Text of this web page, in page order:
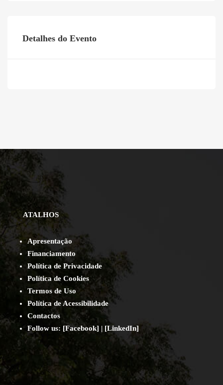
Detalhes do Evento
ATALHOS
Apresentação
Financiamento
Política de Privacidade
Política de Cookies
Termos de Uso
Política de Acessibilidade
Contactos
Follow us: [Facebook] | [LinkedIn]